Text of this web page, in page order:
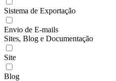
Sistema de Exportação
Envio de E-mails
Sites, Blog e Documentação
Site
Blog